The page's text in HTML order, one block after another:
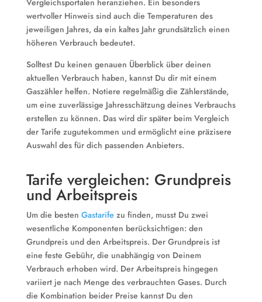
wertvoller Hinweis sind auch die Temperaturen des
jeweiligen Jahres, da ein kaltes Jahr grundsätzlich einen
höheren Verbrauch bedeutet.
Solltest Du keinen genauen Überblick über deinen
aktuellen Verbrauch haben, kannst Du dir mit einem
Gaszähler helfen. Notiere regelmäßig die Zählerstände,
um eine zuverlässige Jahresschätzung deines Verbrauchs
erstellen zu können. Das wird dir später beim Vergleich
der Tarife zugutekommen und ermöglicht eine präzisere
Auswahl des für dich passenden Anbieters.
Tarife vergleichen: Grundpreis
und Arbeitspreis
Um die besten Gastarife zu finden, musst Du zwei
wesentliche Komponenten berücksichtigen: den
Grundpreis und den Arbeitspreis. Der Grundpreis ist
eine feste Gebühr, die unabhängig von Deinem
Verbrauch erhoben wird. Der Arbeitspreis hingegen
variiert je nach Menge des verbrauchten Gases. Durch
die Kombination beider Preise kannst Du den